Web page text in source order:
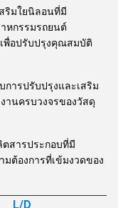
ริมใยนิลอนที่มี
หกรรมรถยนต์
พื่อปรับปรุงคุณสมบัติ
การปรับปรุงและเสริม
านครบวงจรของวัสดุ
สารประกอบที่มี
ต้องการที่เข้มงวดของ
L/D